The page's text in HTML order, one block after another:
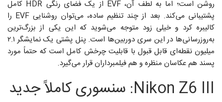
روشن است؛ اما به لطف آن، EVF از یک فضای رنگی HDR کامل
پشتیبانی می‌کند. بعد از چند تنظیم ساده، می‌توان روشنایی EVF را
کالیبره کرد و خیلی زود متوجه می‌شوید که این یکی از بزرگ‌ترین
به‌روزرسانی‌ها در این سری دوربین‌ها است. پنل پشتی یک نمایشگر ۲.۱
میلیون نقطه‌ای قابل قبول با قابلیت چرخش کامل است که حتماً مورد
پسند هم عکاسان منظره و هم فیلمبرداران قرار می‌گیرد.
Nikon Z6 III: سنسوری کاملاً جدید